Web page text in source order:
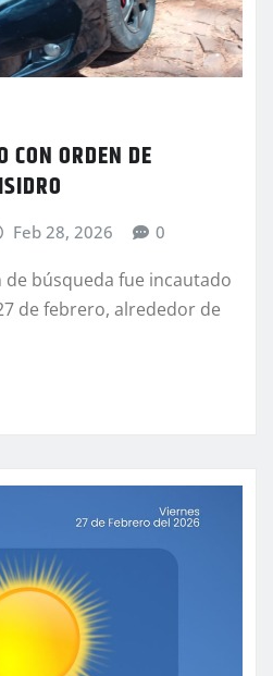
CON ORDEN DE
Feb 28, 2026 0
búsqueda fue incautado
de febrero, alrededor de